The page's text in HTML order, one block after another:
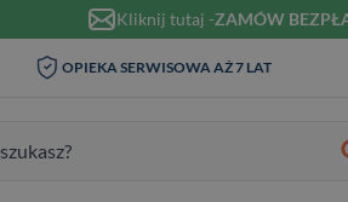
Kliknij tutaj -ZAMÓW
OPIEKA SERWISOWA AŻ 7 LAT